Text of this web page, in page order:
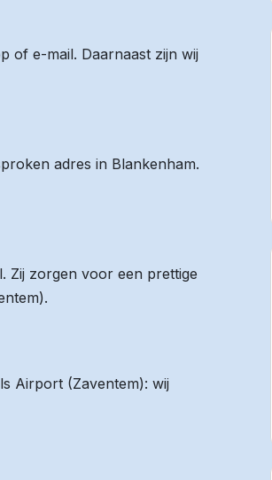
of e-mail. Daarnaast zijn wij
adres in Blankenham.
Zij zorgen voor een prettige
Airport (Zaventem): wij